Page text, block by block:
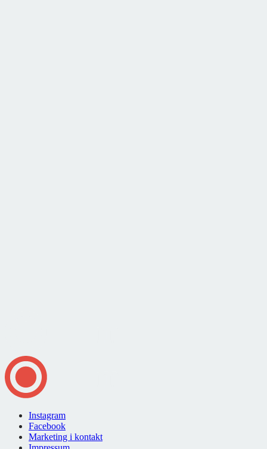
Instagram
Facebook
Marketing i kontakt